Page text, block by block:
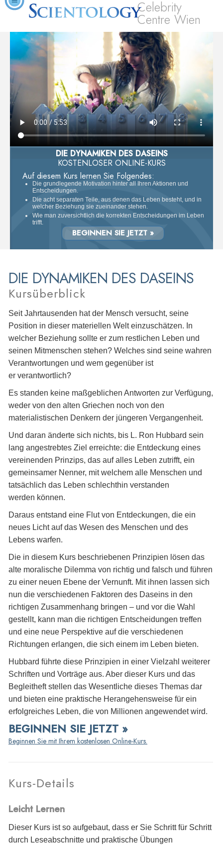
Celebrity
Centre Wien
DIE DYNAMIKEN DES DASEINS
KOSTENLOSER ONLINE-KURS
Auf diesem Kurs lernen Sie Folgendes:
Die grundlegende Motivation hinter all Ihren Aktionen und
Entscheidungen.
Die acht separaten Teile, aus denen das Leben besteht, und in
welcher Beziehung sie zueinander stehen.
Wie man zuversichtlich die korrekten Entscheidungen im Leben
trifft.
BEGINNEN SIE JETZT »
DIE DYNAMIKEN DES DASEINS
Kursüberblick
Seit Jahrtausenden hat der Mensch versucht, seine
Position in dieser materiellen Welt einzuschätzen. In
welcher Beziehung sollte er zum restlichen Leben und
seinen Mitmenschen stehen? Welches sind seine wahren
Verantwortungen und wem gegenüber ist
er verantwortlich?
Es standen keine maßgeblichen Antworten zur Verfügung,
weder von den alten Griechen noch von den
materialistischen Denkern der jüngeren Vergangenheit.
Und daran änderte sich nichts, bis L. Ron Hubbard sein
lang angestrebtes Ziel erreichte: die Entdeckung eines
vereinenden Prinzips, das auf alles Leben zutrifft, ein
gemeinsamer Nenner, mit welchem alle Menschen und
tatsächlich das Leben schlechthin verstanden
werden können.
Daraus entstand eine Flut von Entdeckungen, die ein
neues Licht auf das Wesen des Menschen und des
Lebens warfen.
Die in diesem Kurs beschriebenen Prinzipien lösen das
alte moralische Dilemma von richtig und falsch und führen
zu einer neuen Ebene der Vernunft. Mit ihnen lassen sich
nun die verschiedenen Faktoren des Daseins in den
richtigen Zusammenhang bringen – und vor die Wahl
gestellt, kann man die richtigen Entscheidungen treffen
und eine neue Perspektive auf die verschiedenen
Richtungen erlangen, die sich einem im Leben bieten.
Hubbard führte diese Prinzipien in einer Vielzahl weiterer
Schriften und Vorträge aus. Aber dieser Kurs und das
Begleitheft stellen das Wesentliche dieses Themas dar
und bieten eine praktische Herangehensweise für ein
erfolgreiches Leben, die von Millionen angewendet wird.
BEGINNEN SIE JETZT »
Beginnen Sie mit Ihrem kostenlosen Online-Kurs.
Kurs-Details
Leicht Lernen
Dieser Kurs ist so aufgebaut, dass er Sie Schritt für Schritt
durch Leseabschnitte und praktische Übungen